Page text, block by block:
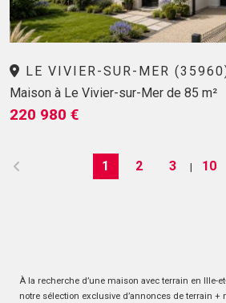
LE VIVIER-SUR-MER
Maison à Le Vivier-sur-Mer de 85 m²
220 980 €
1 2 3 | 10
À la recherche d’une maison avec terrain en Ille-
notre sélection exclusive d’annonces de terrain +